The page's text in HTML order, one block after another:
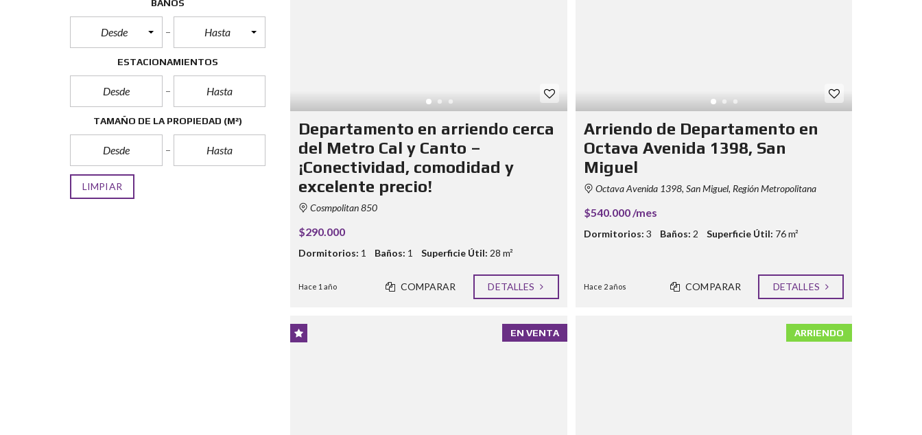
BAÑOS
Desde Hasta
ESTACIONAMIENTOS
TAMAÑO DE LA PROPIEDAD (M²)
LIMPIAR
Departamento en arriendo cerca
del Metro Cal y Canto –
¡Conectividad, comodidad y
excelente precio!
Cosmpolitan 850
$290.000
Dormitorios: 1 Baños: 1 Superficie Útil: 28 m²
Hace 1 año COMPARAR DETALLES
Arriendo de Departamento en
Octava Avenida 1398, San
Miguel
Octava Avenida 1398, San Miguel, Región Metropolitana
$540.000 /mes
Dormitorios: 3 Baños: 2 Superficie Útil: 76 m²
Hace 2 años COMPARAR DETALLES
EN VENTA ARRIENDO